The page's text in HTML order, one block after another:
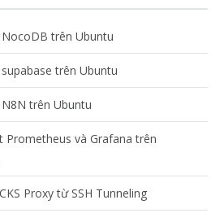
trên Ubuntu
trên Ubuntu
trên Ubuntu
Prometheus và Grafana trên
Proxy từ SSH Tunneling